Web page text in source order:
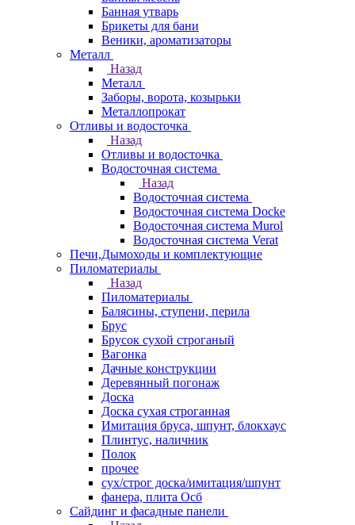
Банная утварь
Брикеты для бани
Веники, ароматизаторы
Металл
Назад
Металл
Заборы, ворота, козырьки
Металлопрокат
Отливы и водосточка
Назад
Отливы и водосточка
Водосточная система
Назад
Водосточная система
Водосточная система Docke
Водосточная система Murol
Водосточная система Verat
Печи,Дымоходы и комплектующие
Пиломатериалы
Назад
Пиломатериалы
Балясины, ступени, перила
Брус
Брусок сухой строганый
Вагонка
Дачные конструкции
Деревянный погонаж
Доска
Доска сухая строганная
Имитация бруса, шпунт, блокхаус
Плинтус, наличник
Полок
прочее
сух/строг доска/имитация/шпунт
фанера, плита Осб
Сайдинг и фасадные панели